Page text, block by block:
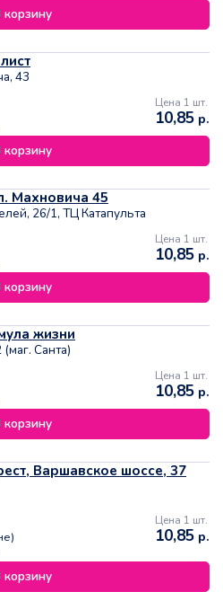
корзину
43
Цена 1 шт.
10,85 р.
корзину
Махновича 45
26/1, ТЦ Катапульта
Цена 1 шт.
10,85 р.
корзину
жизни
Санта)
Цена 1 шт.
10,85 р.
корзину
Варшавское шоссе, 37
Цена 1 шт.
10,85 р.
корзину